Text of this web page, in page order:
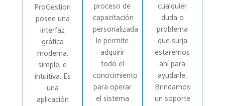
ProGestion
posee una
interfaz
gráfica
moderna,
simple, e
intuitiva. Es
una
aplicación
proceso de
capacitación
personalizada
le permite
adquirir
todo el
conocimiento
para operar
el sistema
cualquier
duda o
problema
que surja
estaremos
ahí para
ayudarle.
Brindamos
un soporte